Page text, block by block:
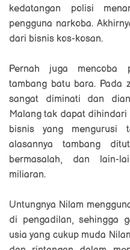
kedatangan polisi
pengguna narkoba.
dari bisnis kos-kosan.
Pernah juga mencoba
tambang batu bara. Pada
sangat diminati dan
Malang tak dapat
bisnis yang mengurusi
alasannya tambang
bermasalah, dan lain-
miliaran.
Untungnya Nilam
di pengadilan, sehingga
usia yang cukup muda